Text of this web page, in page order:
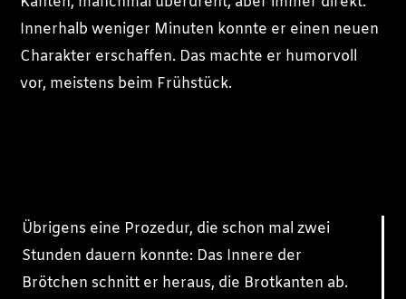
Innerhalb weniger Minuten konnte er einen neuen
Charakter erschaffen. Das machte er humorvoll
vor, meistens beim Frühstück.
Übrigens eine Prozedur, die schon mal zwei
Stunden dauern konnte: Das Innere der
Brötchen schnitt er heraus, die Brotkanten ab.